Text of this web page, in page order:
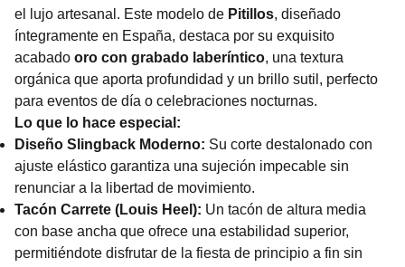
el lujo artesanal. Este modelo de Pitillos, diseñado
íntegramente en España, destaca por su exquisito
acabado oro con grabado laberíntico, una textura
orgánica que aporta profundidad y un brillo sutil, perfecto
para eventos de día o celebraciones nocturnas.
Lo que lo hace especial:
Diseño Slingback Moderno: Su corte destalonado con
ajuste elástico garantiza una sujeción impecable sin
renunciar a la libertad de movimiento.
Tacón Carrete (Louis Heel): Un tacón de altura media
con base ancha que ofrece una estabilidad superior,
permitiéndote disfrutar de la fiesta de principio a fin sin